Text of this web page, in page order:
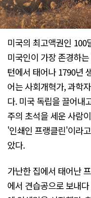
미국의 최고액권인 100
미국인이 가장 존경하
턴에서 태어나 1790년
어는 사회개혁가, 과학
다. 미국 독립을 끌어내
주의 초석을 세운 사람
'인쇄인 프랭클린'이라
았다.
가난한 집에서 태어난
에서 견습공으로 보내